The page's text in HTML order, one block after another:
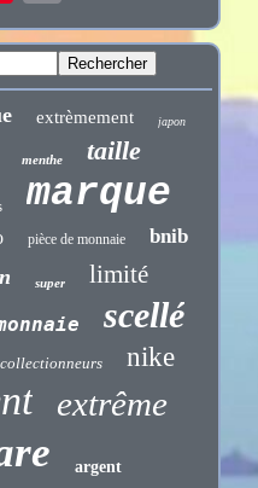
extrèmement japon
menthe taille
marque
pièce de monnaie bnib
super limité
scellé
collectionneurs nike
extrême
argent